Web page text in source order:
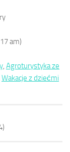
am)
, Agroturystyka ze
Wakacje z dziećmi